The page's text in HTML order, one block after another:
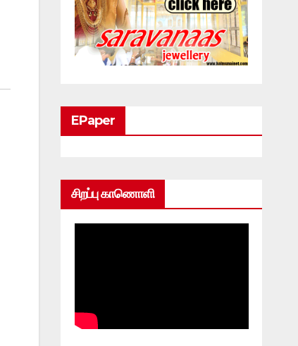
EPaper
சிறப்பு காணொளி